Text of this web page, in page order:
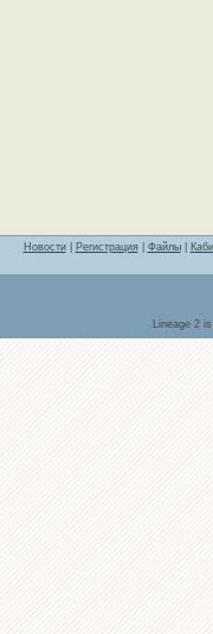
Новости| Регистрация| Файлы|
Lineage 2